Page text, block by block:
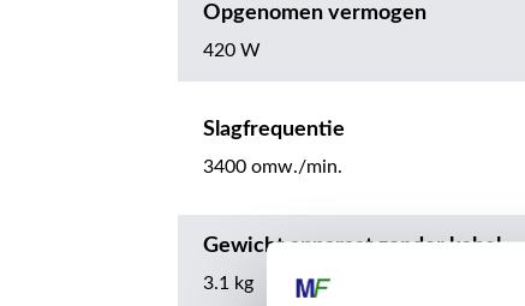
Opgenomen vermogen
420 W
Slagfrequentie
3400 omw./min.
Gewicht apparaat zonder kabel
3.1 kg